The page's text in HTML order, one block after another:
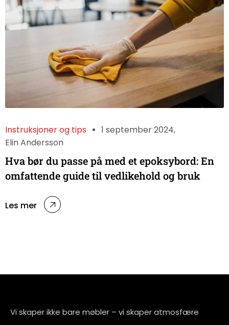
Instruksjoner og tips
1 september 2024
Elin Andersson
Hva bør du passe på med et epoksybord: En
omfattende guide til vedlikehold og bruk
Les mer
Vi skaper ikke bare møbler – vi skaper atmosfære